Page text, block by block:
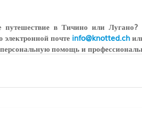
путешествие в Тичино или
почте info@knotted.ch
помощь и